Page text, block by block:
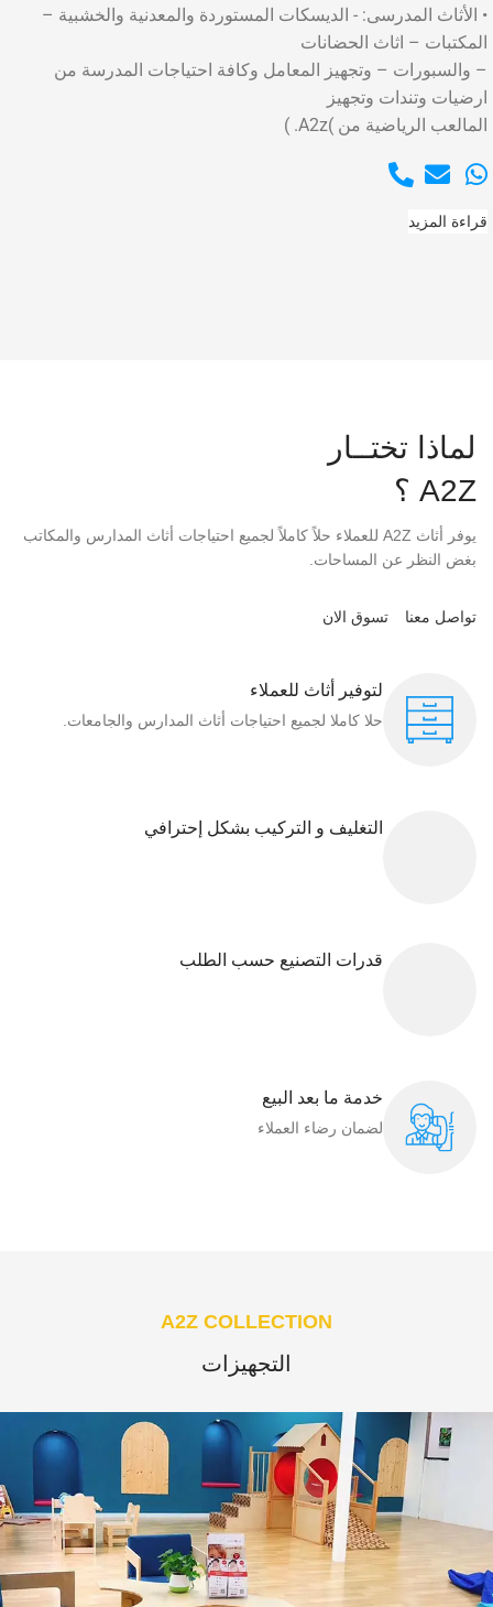
• الأثاث المدرسى: - الديسكات المستوردة والمعدنية والخشبية –
المكتبات – اثاث الحضانات
– والسبورات – وتجهيز المعامل وكافة احتياجات المدرسة من
ارضيات وتندات وتجهيز
المالعب الرياضية من )A2z. )
قراءة المزيد
لماذا تختــار
A2Z ؟
يوفر أثاث A2Z للعملاء حلاً كاملاً لجميع احتياجات أثاث المدارس والمكاتب
بغض النظر عن المساحات.
تواصل معنا تسوق الان
لتوفير أثاث للعملاء
حلا كاملا لجميع احتياجات أثاث المدارس والجامعات.
التغليف و التركيب بشكل إحترافي
قدرات التصنيع حسب الطلب
خدمة ما بعد البيع
لضمان رضاء العملاء​
A2Z COLLECTION
التجهيزات